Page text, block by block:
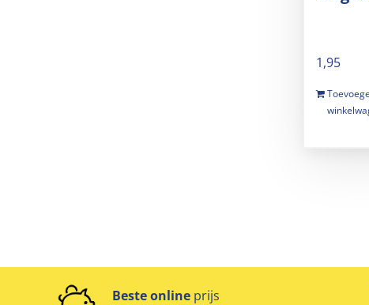
1,95
Beste online prijs